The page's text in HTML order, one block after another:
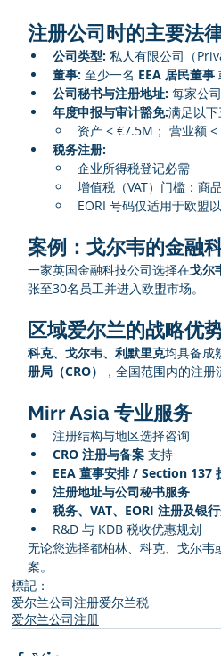
注册公司时的主要法
公司类型: 私人有限公司（
董事: 至少一名 EEA 居民董事
公司秘书与注册地址: 每家公
年度申报与审计豁免:满足以下
资产 ≤ €7.5M； 营业额
税务注册:
企业所得税登记必需
增值税（VAT）门槛：商
EORI 号码仅适用于欧盟
案例：戈尔韦的金融
一家英国金融科技公司选择在戈尔
张至30名员工并进入欧盟市场。
区域爱尔兰的战略优
科克、戈尔韦、利默里克均具备成
册局（CRO）
，全国范围内的注册
Mirr Asia 专业服务
注册结构与地区选择咨询
CRO 注册与备案 支持
EEA 董事安排 / Section 137
注册地址与公司秘书服务
税务、VAT、EORI 注册及银
R&D 与 KDB 税收优惠规划
无论您选择都柏林、科克、戈尔韦
案。
標記：
爱尔兰公司注册爱尔兰税
爱尔兰公司注册